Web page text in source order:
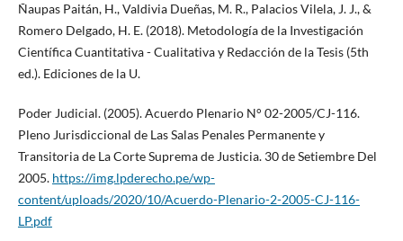
Ñaupas Paitán, H., Valdivia Dueñas, M. R., Palacios Vilela, J. J., &
Romero Delgado, H. E. (2018). Metodología de la Investigación
Científica Cuantitativa - Cualitativa y Redacción de la Tesis (5th
ed.). Ediciones de la U.
Poder Judicial. (2005). Acuerdo Plenario N° 02-2005/CJ-116.
Pleno Jurisdiccional de Las Salas Penales Permanente y
Transitoria de La Corte Suprema de Justicia. 30 de Setiembre Del
2005. https://img.lpderecho.pe/wp-
content/uploads/2020/10/Acuerdo-Plenario-2-2005-CJ-116-
LP.pdf